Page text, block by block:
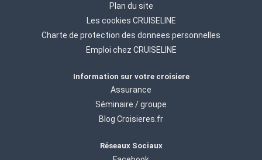
Plan du site
Les cookies CRUISELINE
Charte de protection des donnees personnelles
Emploi chez CRUISELINE
Information sur votre croisiere
Assurance
Séminaire / groupe
Blog Croisieres.fr
Réseaux Sociaux